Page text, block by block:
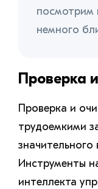
посмотрим
немного
Проверка
Проверка и
трудоемкими
значительного
Инструменты
интеллекта